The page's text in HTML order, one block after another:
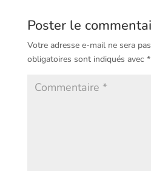
Poster le
Votre adresse e-mail ne sera
obligatoires sont indiqués avec *